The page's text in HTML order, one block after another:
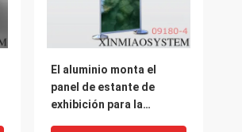
El aluminio monta el
panel de estante de
exhibición para la